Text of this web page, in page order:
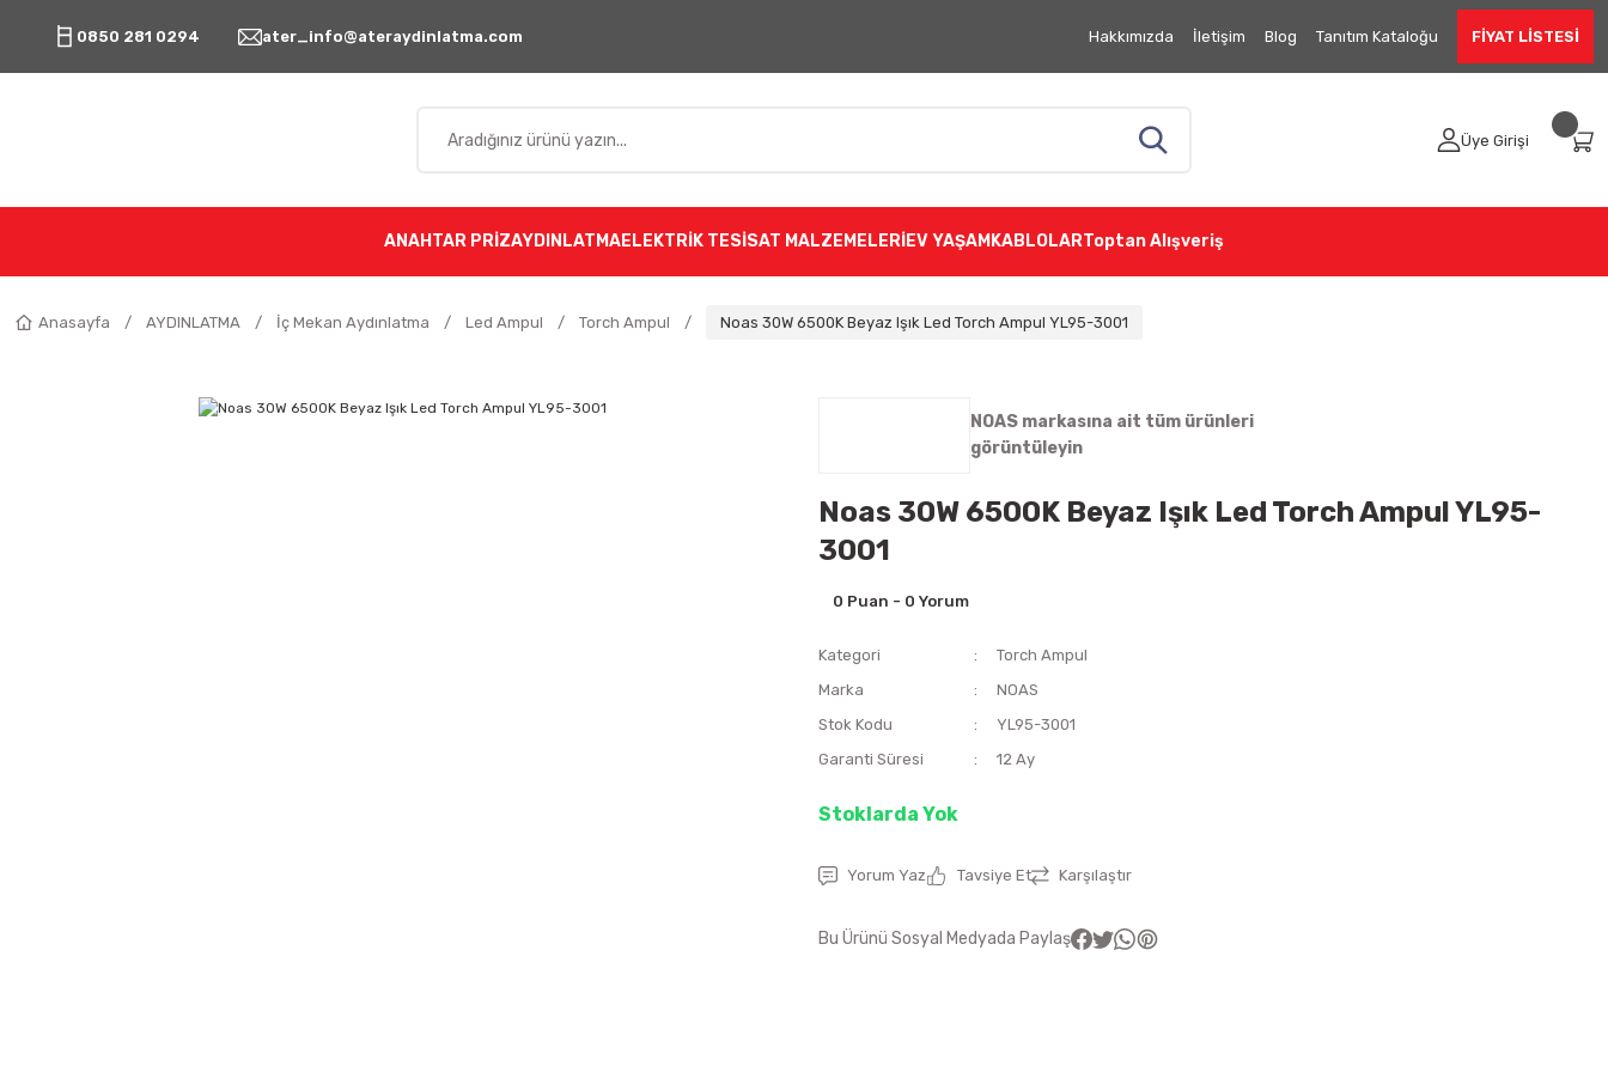
0850 281 0294 ater_info@ateraydinlatma.com Hakkımızda İletişim Blog Tanıtım Kataloğu FİYAT LİSTESİ
Üye Girişi
ANAHTAR PRİZAYDINLATMAELEKTRİK TESİSAT MALZEMELERİEV YAŞAM KABLOLARToptan Alışveriş
Anasayfa AYDINLATMA İç Mekan Aydınlatma Led Ampul Torch Ampul Noas 30W 6500K Beyaz Işık Led Torch Ampul YL95-3001
NOAS markasına ait tüm ürünleri
görüntüleyin
Noas 30W 6500K Beyaz Işık Led Torch Ampul YL95-
3001
0 Puan - 0 Yorum
Kategori
Torch Ampul
Marka
NOAS
Stok Kodu
YL95-3001
Garanti Süresi
12 Ay
Stoklarda Yok
Yorum Yaz Tavsiye Et Karşılaştır
Bu Ürünü Sosyal Medyada Paylaş